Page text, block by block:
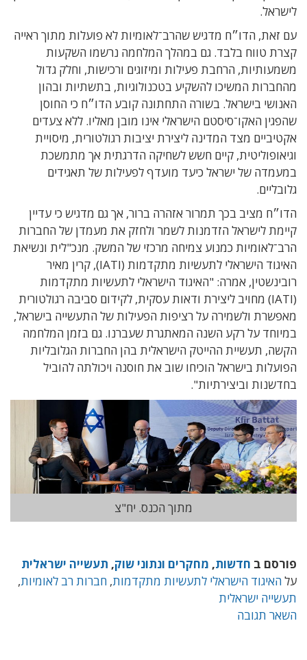
לישראל.
עם זאת, הדו״ח מדגיש שהרב־לאומיות לא פועלות מתוך ראייה
קצרת טווח בלבד. גם במהלך המלחמה נרשמו השקעות
משמעותיות, הרחבת פעילות ומיזוגים ורכישות, וחלק גדול
מהחברות המשיכו להשקיע בטכנולוגיות, בתשתיות ובהון
האנושי בישראל. בשורה התחתונה קובע הדו״ח כי החוסן
שהפגין האקו־סיסטם הישראלי אינו מובן מאליו. ללא צעדים
אקטיביים מצד המדינה ליצירת יציבות רגולטורית, מיסויית
וגיאופוליטית, קיים חשש לשחיקה הדרגתית אך מתמשכת
במעמדה של ישראל כיעד מועדף לפעילות של תאגידים
גלובליים.
הדו״ח מציב בכך תמרור אזהרה ברור, אך גם מדגיש כי עדיין
קיימת לישראל הזדמנות לשמר ולחזק את מעמדן של החברות
הרב־לאומיות כמנוע צמיחה מרכזי של המשק. מנכ"לית ונשיאת
האיגוד הישראלי לתעשיות מתקדמות (IATI), קרין מאיר
רובינשטין, אמרה: "האיגוד הישראלי לתעשיות מתקדמות
(IATI) מחויב ליצירת ודאות עסקית, לקידום סביבה רגולטורית
מאפשרת ולשמירה על רציפות הפעילות של התעשייה בישראל,
במיוחד על רקע השנה המאתגרת שעברנו. גם בזמן המלחמה
הקשה, תעשיית ההייטק הישראלית בהן החברות הגלובליות
הפועלות בישראל הוכיחו שוב את חוסנה ויכולתה להוביל
בחדשנות וביצירתיות".
מתוך הכנס. יח"צ
פורסם ב חדשות, מחקרים ונתוני שוק, תעשייה ישראלית
עלהאיגוד הישראלי לתעשיות מתקדמות, חברות רב לאומיות,
תעשייה ישראלית
השאר תגובה